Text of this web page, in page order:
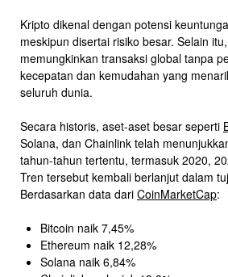
Kripto dikenal dengan potensi
meskipun disertai risiko besar. Selain
memungkinkan transaksi global tanpa
kecepatan dan kemudahan yang
seluruh dunia.
Secara historis, aset-aset besar seperti
Solana, dan Chainlink telah
tahun-tahun tertentu, termasuk 2020,
Tren tersebut kembali berlanjut dalam
Berdasarkan data dari CoinMarketCap:
Bitcoin naik 7,45%
Ethereum naik 12,28%
Solana naik 6,84%